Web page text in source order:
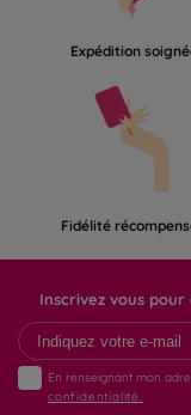
Expédition
Fidélité
Inscrivez vous
En renseignant mon
confidentialité.